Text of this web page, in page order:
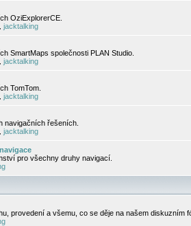
OziExplorerCE.
jacktalking
SmartMaps společnosti PLAN Studio.
jacktalking
TomTom.
jacktalking
navigačních řešeních.
jacktalking
pro všechny druhy navigací.
provedení a všemu, co se děje na našem diskuzním